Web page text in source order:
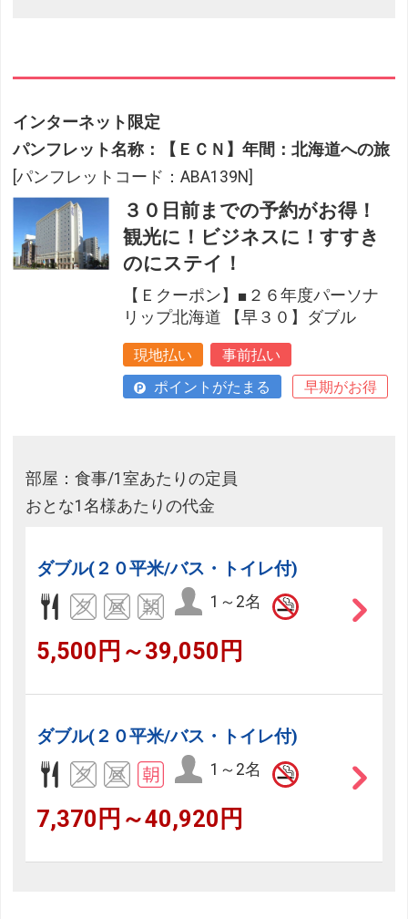
インターネット限定
パンフレット名称：【ＥＣＮ】年間：北海道への旅
[パンフレットコード：ABA139N]
３０日前までの予約がお得！
観光に！ビジネスに！すすき
のにステイ！
【Ｅクーポン】■２６年度パーソナ
リップ北海道 【早３０】ダブル
現地払い
事前払い
ポイントがたまる
早期がお得
部屋：食事/1室あたりの定員
おとな1名様あたりの代金
ダブル(２０平米/バス・トイレ付)
1～2名
5,500円～39,050円
ダブル(２０平米/バス・トイレ付)
1～2名
7,370円～40,920円